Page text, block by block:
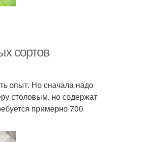
сортов
опыт. Но сначала надо
столовым, но содержат
примерно 700